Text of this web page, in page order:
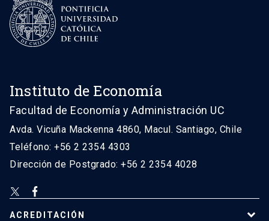
Instituto de Economía
Facultad de Economía y Administración UC
Avda. Vicuña Mackenna 4860, Macul. Santiago, Chile
Teléfono: +56 2 2354 4303
Dirección de Postgrado: +56 2 2354 4028
ACREDITACIÓN